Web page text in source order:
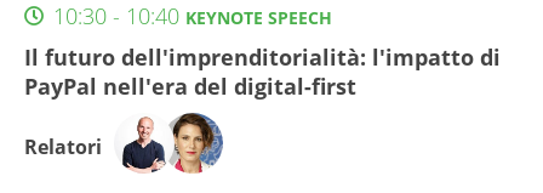
10:30 - 10:40 KEYNOTE SPEECH
Il futuro dell'imprenditorialità: l'impatto di
PayPal nell'era del digital-first
Relatori